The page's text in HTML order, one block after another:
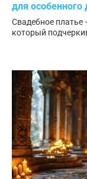
для особенного
Свадебное платье
который